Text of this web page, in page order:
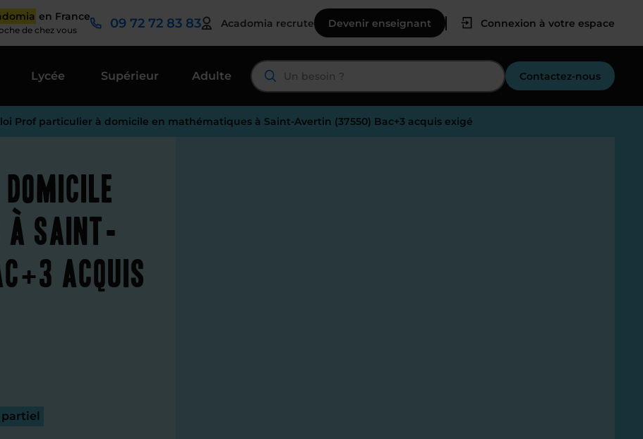
en France
de chez vous 09 72 72 83 83 Acadomia recrute Devenir enseignant Connexion à votre espace
Lycée Supérieur Adulte Contactez-nous
Prof particulier à domicile en mathématiques à Saint-Avertin (37550) Bac+3 acquis exigé
à Saint-
acquis
partiel